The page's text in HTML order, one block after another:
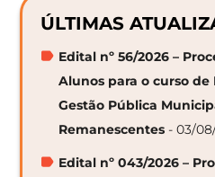
ÚLTIMAS
Edital nº 56/2026 –
Alunos para o curso de
Gestão Pública
Remanescentes - 03/
Edital nº 043/2026 –